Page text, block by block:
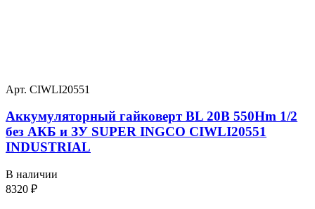
Арт. CIWLI20551
Аккумуляторный гайковерт BL 20В 550Hm 1/2
без АКБ и ЗУ SUPER INGCO CIWLI20551
INDUSTRIAL
В наличии
8320 ₽